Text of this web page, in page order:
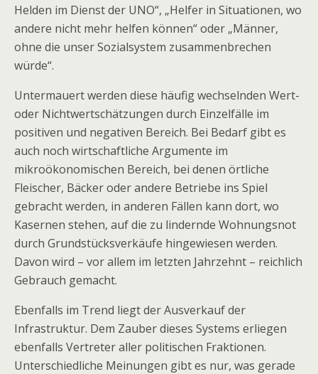
Helden im Dienst der UNO“, „Helfer in Situationen, wo
andere nicht mehr helfen können“ oder „Männer,
ohne die unser Sozialsystem zusammenbrechen
würde“.
Untermauert werden diese häufig wechselnden Wert-
oder Nichtwertschätzungen durch Einzelfälle im
positiven und negativen Bereich. Bei Bedarf gibt es
auch noch wirtschaftliche Argumente im
mikroökonomischen Bereich, bei denen örtliche
Fleischer, Bäcker oder andere Betriebe ins Spiel
gebracht werden, in anderen Fällen kann dort, wo
Kasernen stehen, auf die zu lindernde Wohnungsnot
durch Grundstücksverkäufe hingewiesen werden.
Davon wird – vor allem im letzten Jahrzehnt – reichlich
Gebrauch gemacht.
Ebenfalls im Trend liegt der Ausverkauf der
Infrastruktur. Dem Zauber dieses Systems erliegen
ebenfalls Vertreter aller politischen Fraktionen.
Unterschiedliche Meinungen gibt es nur, was gerade